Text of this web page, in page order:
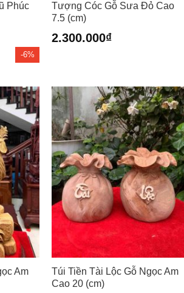
-6%
Phúc
Tượng Cóc Gỗ Sưa Đỏ Cao
7.5 (cm)
2.300.000₫
Am
Túi Tiền Tài Lộc Gỗ Ngọc Am
Cao 20 (cm)